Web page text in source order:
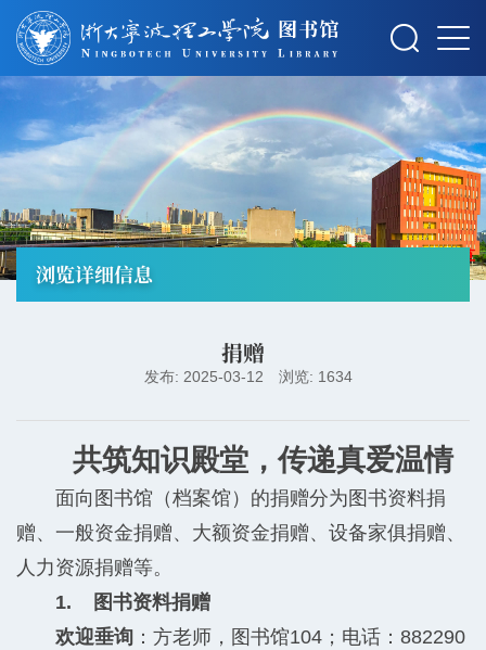
摄影：秋草
浏览详细信息
捐赠
发布: 2025-03-12 浏览: 1634
共筑知识殿堂，传递真爱温情
面向图书馆（档案馆）的捐赠分为图书资料捐
赠、一般资金捐赠、大额资金捐赠、设备家俱捐赠、
人力资源捐赠等。
1. 图书资料捐赠
欢迎垂询 ：方老师，图书馆104；电话：882290